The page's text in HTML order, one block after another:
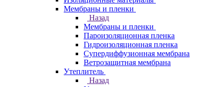
Мембраны и пленки
Назад
Мембраны и пленки
Пароизоляционная пленка
Гидроизоляционная пленка
Супердиффузионная мембрана
Ветрозащитная мембрана
Утеплитель
Назад